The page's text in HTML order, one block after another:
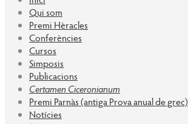
Qui som
Premi Hèracles
Conferències
Cursos
Simposis
Publicacions
Certamen Ciceronianum
Premi Parnàs (antiga Prova anual de grec)
Notícies